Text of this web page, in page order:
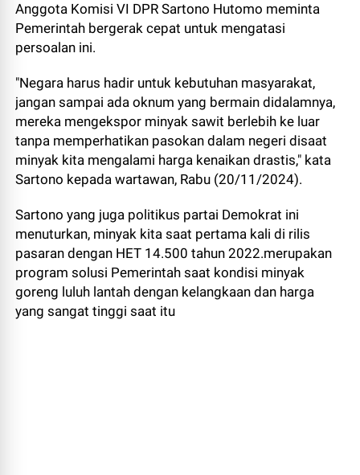
Anggota Komisi VI DPR Sartono Hutomo meminta
Pemerintah bergerak cepat untuk mengatasi
persoalan ini.
"Negara harus hadir untuk kebutuhan masyarakat,
jangan sampai ada oknum yang bermain didalamnya,
mereka mengekspor minyak sawit berlebih ke luar
tanpa memperhatikan pasokan dalam negeri disaat
minyak kita mengalami harga kenaikan drastis," kata
Sartono kepada wartawan, Rabu (20/11/2024).
Sartono yang juga politikus partai Demokrat ini
menuturkan, minyak kita saat pertama kali di rilis
pasaran dengan HET 14.500 tahun 2022.merupakan
program solusi Pemerintah saat kondisi minyak
goreng luluh lantah dengan kelangkaan dan harga
yang sangat tinggi saat itu